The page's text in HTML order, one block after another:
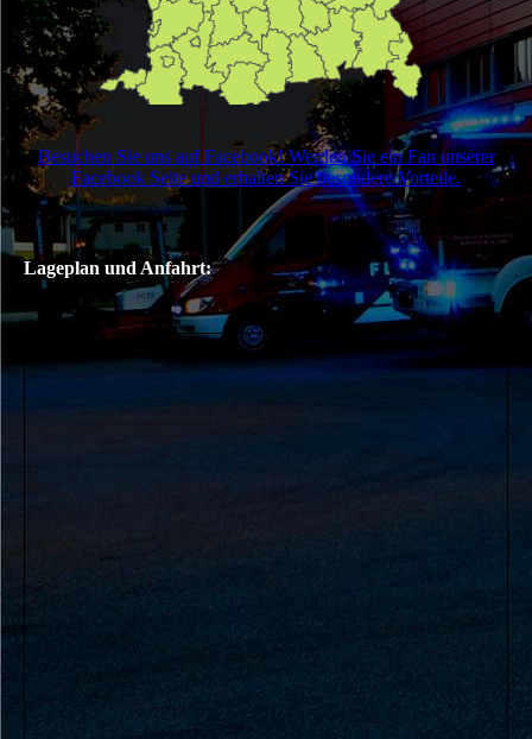
Besuchen Sie uns auf Facebook! Werden Sie ein Fan unserer
Facebook Seite und erhalten Sie besondere Vorteile.
Lageplan und Anfahrt: